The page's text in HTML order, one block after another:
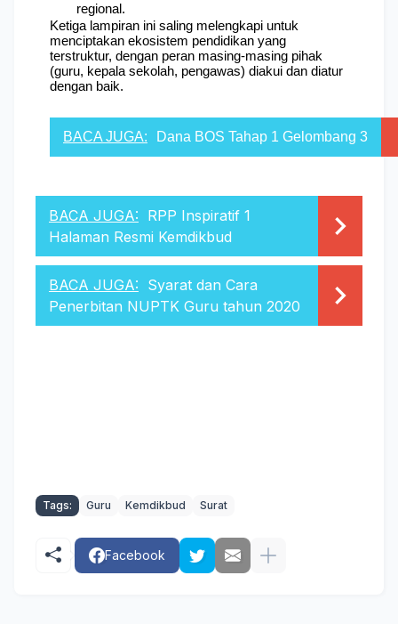
regional.
Ketiga lampiran ini saling melengkapi untuk
menciptakan ekosistem pendidikan yang
terstruktur, dengan peran masing-masing pihak
(guru, kepala sekolah, pengawas) diakui dan diatur
dengan baik.
BACA JUGA: Dana BOS Tahap 1 Gelombang 3
BACA JUGA: RPP Inspiratif 1
Halaman Resmi Kemdikbud
BACA JUGA: Syarat dan Cara
Penerbitan NUPTK Guru tahun 2020
Tags: Guru Kemdikbud Surat
Facebook